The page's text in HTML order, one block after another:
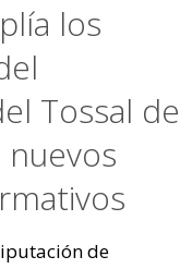
los
Tossal de
nuevos
de